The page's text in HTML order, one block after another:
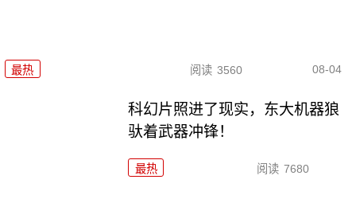
最热 阅读 3560 08-04
科幻片照进了现实，东大机器狼
驮着武器冲锋！
最热 阅读 7680